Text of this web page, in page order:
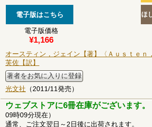
電子版価格
¥1,166
オースティン，ジェイン【著】〈Ａｕｓｔｅｎ
芙佐【訳】
著者をお気に入りに登録
光文社 （2011/11発売）
ウェブストアに6冊在庫がございます。
09時09分現在）
通常、ご注文翌日～2日後に出荷されます。